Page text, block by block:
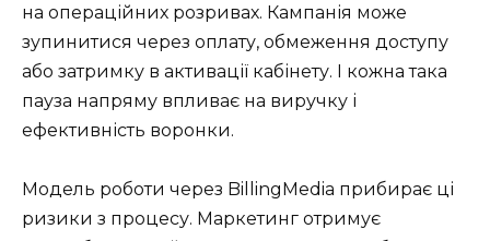
на операційних розривах. Кампанія може
зупинитися через оплату, обмеження доступу
або затримку в активації кабінету. І кожна така
пауза напряму впливає на виручку і
ефективність воронки.
Модель роботи через BillingMedia прибирає ці
ризики з процесу. Маркетинг отримує